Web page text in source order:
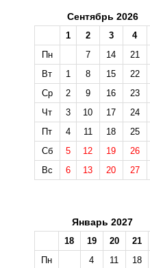
Сентябрь 2026
1 2 3 4
Пн
7 14 21
Вт
1 8 15 22
Ср
2 9 16 23
Чт
3 10 17
24
Пт
4 11 18
25
Сб
5 12 19
26
Вс
6 13 20 27
Январь 2027
18 19 20 21
Пн
4 11 18